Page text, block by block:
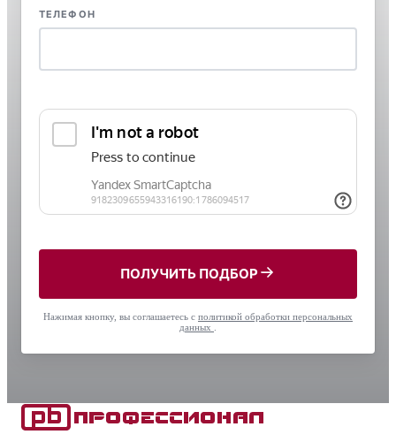
ТЕЛЕФОН
ПОЛУЧИТЬ ПОДБОР
Нажимая кнопку, вы соглашаетесь с политикой обработки персональных
данных